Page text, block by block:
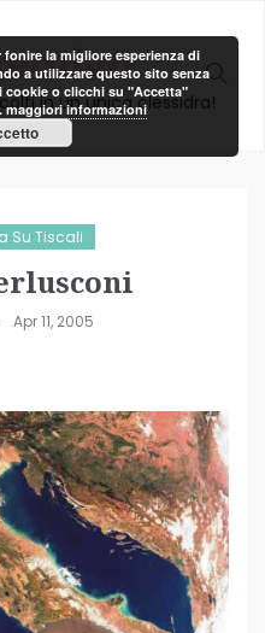
in un unica clessidra!
Su Tiscali
Apr 11, 2005
la migliore esperienza di
a utilizzare questo sito senza
cookie o clicchi su "Accetta"
maggiori informazioni